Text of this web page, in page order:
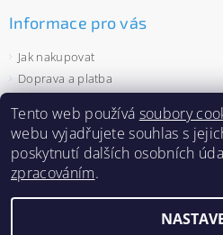
Informace pro vás
Jak nakupovat
Doprava a platba
Ochrana osobních údajů
Velkoobchod
Zásady používání souborů cookies
Tento web používá soubory
webu vyjadřujete souhlas s
poskytnutí dalších osobních
zpracováním.